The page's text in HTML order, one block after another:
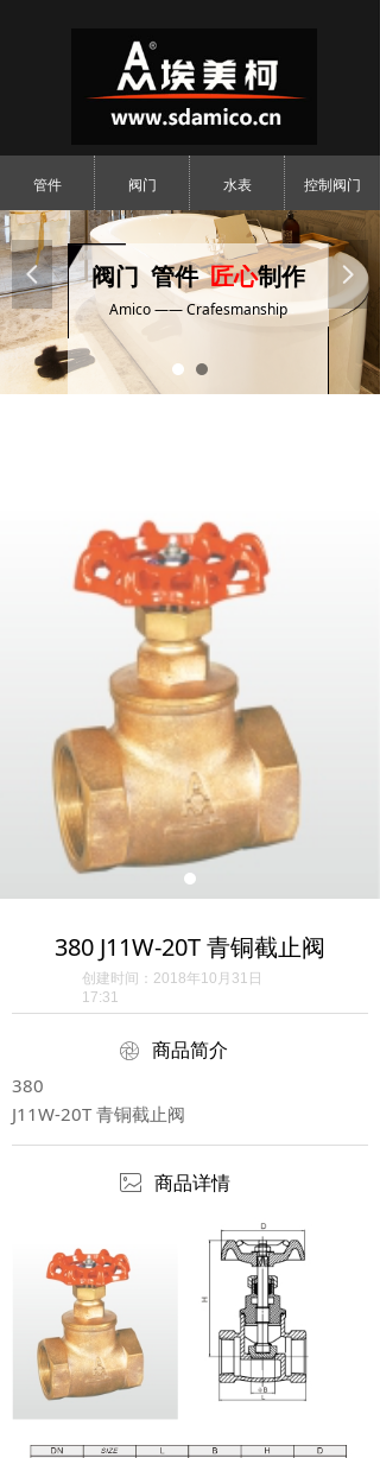
阀门 管件匠心制作
Amico —— Crafesmanship
넳 넲
管件 阀门 水表 控制阀门
380 J11W-20T 青铜截止阀
商品简介
创建时间： 2018年10月31日
17:31
380
J11W-20T 青铜截止阀
商品详情
ꁵ
ꂈ